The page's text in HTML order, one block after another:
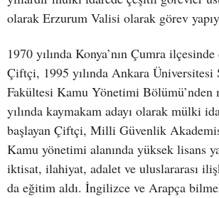
olarak Erzurum Valisi olarak görev
1970 yılında Konya’nın Çumra
Çiftçi, 1995 yılında Ankara
Fakültesi Kamu Yönetimi Bölümü’nden
yılında kaymakam adayı olarak mülki
başlayan Çiftçi, Milli Güvenlik
Kamu yönetimi alanında yüksek lisans
iktisat, ilahiyat, adalet ve uluslararası
da eğitim aldı. İngilizce ve Arapça